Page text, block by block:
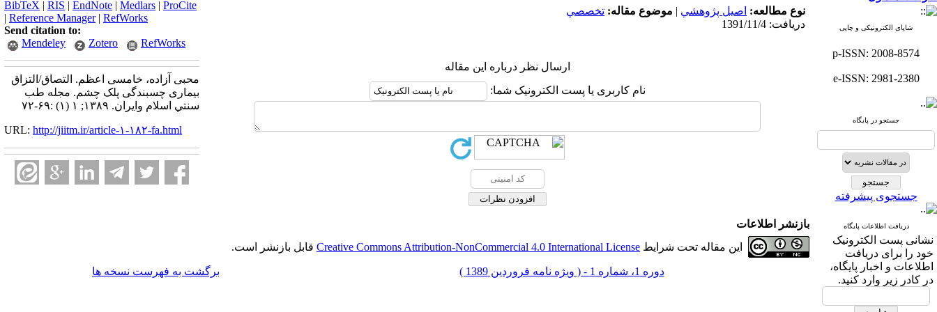
شاپای الکترونیکی و چاپی
p-ISSN: 2008-8574
e-ISSN: 2981-2380
جستجو در پایگاه
جستجوی پیشرفته
دریافت اطلاعات پایگاه
نشانی پست الکترونیک
خود را برای دریافت
اطلاعات و اخبار پایگاه،
در کادر زیر وارد کنید.
نوع مطالعه: اصيل پژوهشي | موضوع مقاله: تخصصي
دریافت: 1391/11/4
ارسال نظر درباره این مقاله
نام کاربری یا پست الکترونیک شما:
BibTeX | RIS | EndNote | Medlars | ProCite
| Reference Manager| RefWorks
Send citation to:
Mendeley
Zotero RefWorks
محبی آزاده، خامسی اعظم. التصاق/التزاق
بیماری چسبندگی پلک چشم. مجله طب
سنتي اسلام وايران. ۱۳۸۹; ۱ (۱) :۶۹-۷۲
URL: http://jiitm.ir/article-۱-۱۸۲-fa.html
بازنشر اطلاعات
این مقاله تحت شرایط Creative Commons Attribution-NonCommercial 4.0 International License قابل بازنشر است.
دوره 1، شماره 1 - ( ويژه نامه فروردين 1389 ) برگشت به فهرست نسخه ها